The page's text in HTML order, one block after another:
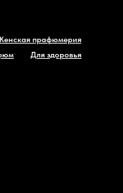
прафюмерия
Для здоровья